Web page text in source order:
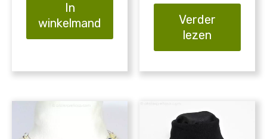
In
winkelmand
Verder
lezen